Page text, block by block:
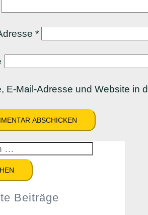
*
E-Mail-Adresse und Website in
Beiträge